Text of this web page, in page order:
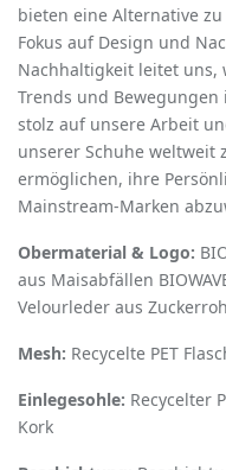
bieten eine Alternative
Fokus auf Design und
Nachhaltigkeit leitet uns,
Trends und
stolz auf unsere Arbeit
unserer Schuhe weltweit
ermöglichen, ihre
Mainstream-Marken
Obermaterial & Logo:
aus Maisabfällen
Velourleder aus
Mesh: Recycelte PET
Einlegesohle: Recycelter
Kork